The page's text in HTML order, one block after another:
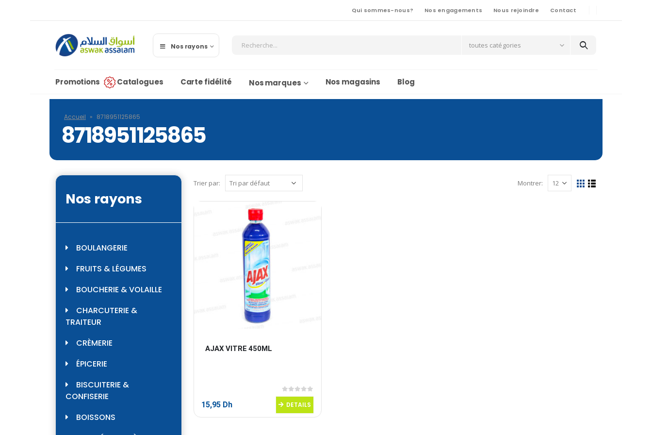
Qui sommes-nous? Nos engagements Nous rejoindre Contact
Nos rayons toutes catégories
Promotions Catalogues Carte fidélité Nos marques Nos magasins Blog
Accueil » 8718951125865
8718951125865
Trier par: Montrer:
AJAX VITRE 450ML
0sur 5
15,95 Dh DETAILS
Nos rayons
BOULANGERIE
FRUITS & LÉGUMES
BOUCHERIE & VOLAILLE
CHARCUTERIE &
TRAITEUR
CRÈMERIE
ÉPICERIE
BISCUITERIE &
CONFISERIE
BOISSONS